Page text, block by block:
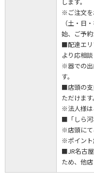
します。
※ご注文を
（土・日
始、ご予約
■配達エリ
より応相
※器での出
す。
■店頭の支
ただけます。
※法人様は
■「しら河
※店頭にて
※ポイント
■JR名古
ため、他